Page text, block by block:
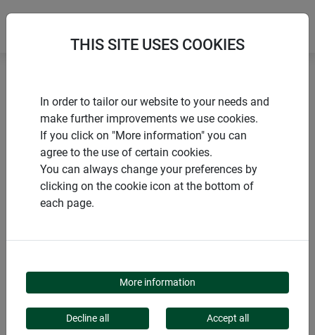
Accueil
Voiles d’ombrage
Voile d'ombrage CANNES rectangle
PRODUITS
VOILE D'OMBRAGE
CANNES RECTANGLE
THIS SITE USES COOKIES
In order to tailor our website to your needs and
make further improvements we use cookies.
If you click on "More information" you can
agree to the use of certain cookies.
You can always change your preferences by
clicking on the cookie icon at the bottom of
each page.
More information
Decline all Accept all